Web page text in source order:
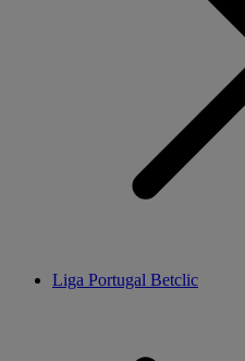
Liga Portugal Betclic